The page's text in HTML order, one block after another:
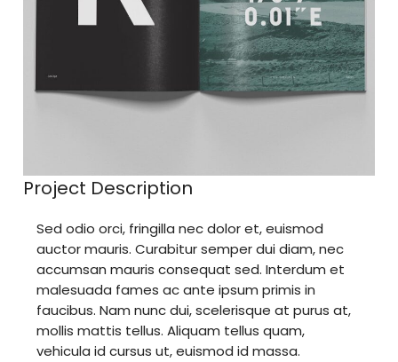
Project Description
Sed odio orci, fringilla nec dolor et, euismod
auctor mauris. Curabitur semper dui diam, nec
accumsan mauris consequat sed. Interdum et
malesuada fames ac ante ipsum primis in
faucibus. Nam nunc dui, scelerisque at purus at,
mollis mattis tellus. Aliquam tellus quam,
vehicula id cursus ut, euismod id massa.